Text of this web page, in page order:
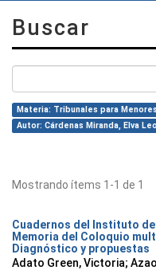
Buscar
Materia: Tribunales para
Autor: Cárdenas Miranda, Elva
Mostrando ítems 1-1 de 1
Cuadernos del Instituto
Memoria del Coloquio
Diagnóstico y propuestas
Adato Green, Victoria;